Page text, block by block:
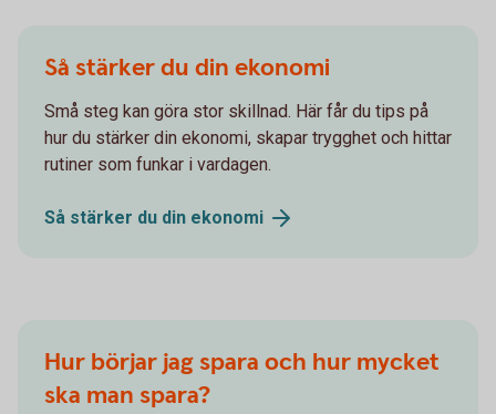
Så stärker du din ekonomi
Små steg kan göra stor skillnad. Här får du tips på
hur du stärker din ekonomi, skapar trygghet och hittar
rutiner som funkar i vardagen.
Så stärker du din ekonomi
Hur börjar jag spara och hur mycket
ska man spara?